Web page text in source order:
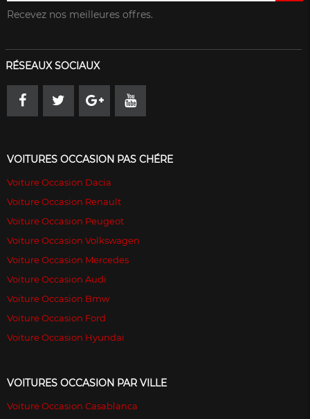
Recevez nos meilleures offres.
RÉSEAUX SOCIAUX
VOITURES OCCASION PAS CHÉRE
Voiture Occasion Dacia
Voiture Occasion Renault
Voiture Occasion Peugeot
Voiture Occasion Volkswagen
Voiture Occasion Mercedes
Voiture Occasion Audi
Voiture Occasion Bmw
Voiture Occasion Ford
Voiture Occasion Hyundai
VOITURES OCCASION PAR VILLE
Voiture Occasion Casablanca